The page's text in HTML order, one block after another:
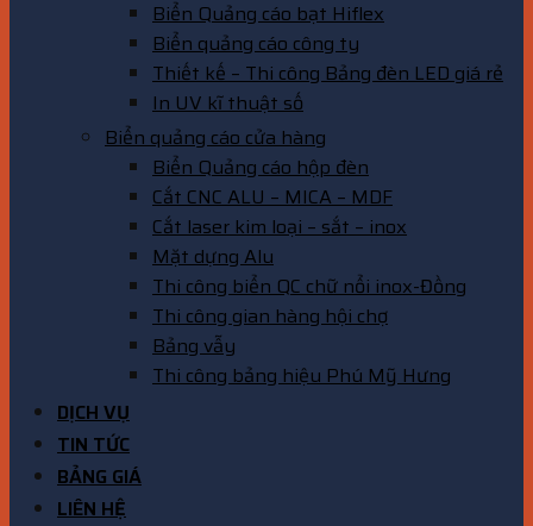
Biển Quảng cáo bạt Hiflex
Biển quảng cáo công ty
Thiết kế – Thi công Bảng đèn LED giá rẻ
In UV kĩ thuật số
Biển quảng cáo cửa hàng
Biển Quảng cáo hộp đèn
Cắt CNC ALU – MICA – MDF
Cắt laser kim loại – sắt – inox
Mặt dựng Alu
Thi công biển QC chữ nổi inox-Đồng
Thi công gian hàng hội chợ
Bảng vẫy
Thi công bảng hiệu Phú Mỹ Hưng
DỊCH VỤ
TIN TỨC
BẢNG GIÁ
LIÊN HỆ